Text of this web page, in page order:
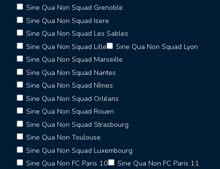
Sine Qua Non Squad Grenoble
Sine Qua Non Squad Isere
Sine Qua Non Squad Les Sables
Sine Qua Non Squad Lille
Sine Qua Non Squad Lyon
Sine Qua Non Squad Marseille
Sine Qua Non Squad Nantes
Sine Qua Non Squad Nîmes
Sine Qua Non Squad Orléans
Sine Qua Non Squad Rouen
Sine Qua Non Squad Strasbourg
Sine Qua Non Toulouse
Sine Qua Non Squad Luxembourg
Sine Qua Non FC Paris 10
Sine Qua Non FC Paris 11